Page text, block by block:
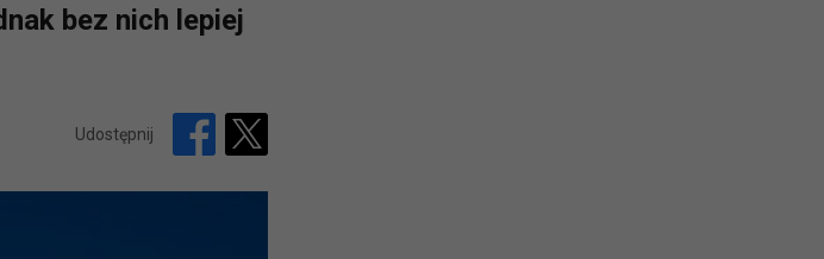
bez nich lepiej
Udostępnij